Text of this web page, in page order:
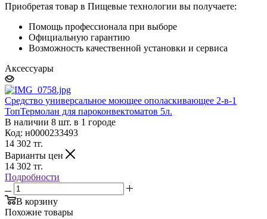
Приобретая товар в Пищевые технологии вы получаете:
Помощь профессионала при выборе
Официальную гарантию
Возможность качественной установки и сервиса
Аксессуары
Средство универсальное моющее ополаскивающее 2-в-1
ТопТермолан для пароконвектоматов 5л.
В наличии 8 шт. в 1 городе
Код: н0000233493
14 302 тг.
Варианты цен
14 302 тг.
Подробности
В корзину
Похожие товары